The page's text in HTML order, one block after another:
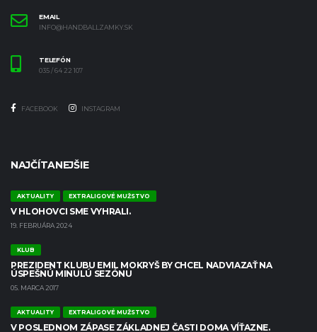
EMAIL
INFO@HANDBALLZAMKY.SK
TELEFÓN
035 / 64 22 107
FACEBOOK INSTAGRAM
NAJČÍTANEJŠIE
AKTUALITY EXTRALIGOVÉ MUŽSTVO
V HLOHOVCI SME VYHRALI.
19. FEBRUÁRA 2024
KLUB
PREZIDENT KLUBU EMIL MOKRYŠ BY CHCEL NADVIAZAŤ NA
ÚSPEŠNÚ MINULÚ SEZÓNU
05. MARCA 2017
AKTUALITY EXTRALIGOVÉ MUŽSTVO
V POSLEDNOM ZÁPASE ZÁKLADNEJ ČASTI DOMA VÍŤAZNE.